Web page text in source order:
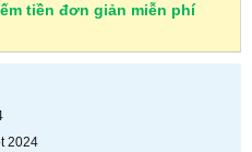
tiền đơn giản miễn phí
2024